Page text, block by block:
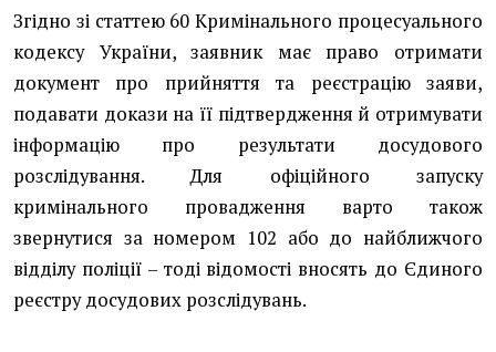
Згідно зі статтею 60 Кримінального процесуального
кодексу України, заявник має право отримати
документ про прийняття та реєстрацію заяви,
подавати докази на її підтвердження й отримувати
інформацію про результати досудового
розслідування. Для офіційного запуску
кримінального провадження варто також
звернутися за номером 102 або до найближчого
відділу поліції – тоді відомості вносять до Єдиного
реєстру досудових розслідувань.